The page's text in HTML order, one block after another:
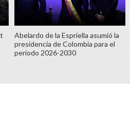
Abelardo de la Espriella asumió la
presidencia de Colombia para el
periodo 2026-2030